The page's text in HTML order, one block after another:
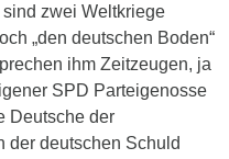
zwei Weltkriege
„den deutschen Boden“
ihm Zeitzeugen, ja
SPD Parteigenosse
Deutsche der
der deutschen Schuld